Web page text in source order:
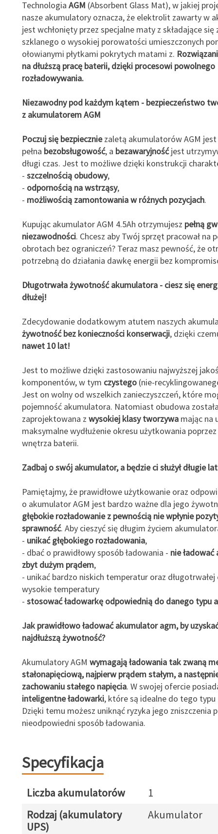
Technologia AGM (Absorbent Glass Mat), w jakiej
nasze akumulatory oznacza, że elektrolit zawarty w
jest wchłonięty przez specjalne maty z składające się
szklanego o wysokiej porowatości umieszczonych
ołowianymi płytkami pokrytych matami z.
na dłuższą pracę baterii, dzięki procesowi powolnego
rozładowywania.
Niezawodny pod każdym kątem - bezpieczeństwo
z akumulatorem AGM
Poczuj się bezpieczniezaletą akumulatorów AGM
pełna bezobsługowość, a bezawaryjnośćjest
długi czas. Jest to możliwe dzięki konstrukcji
- szczelnością obudowy,
- odpornością na wstrząsy,
- możliwością zamontowania w różnych pozycjach.
Kupując akumulator AGM 4.5Ah otrzymujesz pełną
niezawodności. Chcesz aby Twój sprzęt pracował na
obrotach bez ograniczeń? Teraz masz pewność, że
potrzebną do działania dawkę energii bez
Długotrwała żywotność akumulatora - ciesz się
dłużej!
Zdecydowanie dodatkowym atutem naszych
żywotność bez konieczności konserwacji, dzięki
nawet 10 lat!
Jest to możliwe dzięki zastosowaniu najwyższej
komponentów, w tym czystego (nie-
Jest on wolny od wszelkich zanieczyszczeń, które
pojemność akumulatora. Natomiast obudowa
zaprojektowana z wysokiej klasy tworzywamając na
maksymalne wydłużenie okresu użytkowania
wnętrza baterii.
Zadbaj o swój akumulator, a będzie ci służył długie
Pamiętajmy, że prawidłowe użytkowanie oraz
o akumulator AGM jest bardzo ważne dla jego
głębokie rozładowanie z pewnością nie wpłynie
sprawność. Aby cieszyć się długim życiem
- unikać głębokiego rozładowania,
- dbać o prawidłowy sposób ładowania - nie
zbyt dużym prądem,
- unikać bardzo niskich temperatur oraz długotrwałej
wysokie temperatury
- stosować ładowarkę odpowiednią do danego typu
Jak prawidłowo ładować akumulator agm, by
najdłuższą żywotność?
Akumulatory AGM wymagają ładowania tak zwaną
stałonapięciową, najpierw prądem stałym, a
zachowaniu stałego napięcia. W swojej ofercie
inteligentne ładowarki, które są idealne do tego
Dzięki temu możesz uniknąć ryzyka jego zniszczenia
nieodpowiedni sposób ładowania.
Specyfikacja
Liczba akumulatorów
1
Rodzaj (akumulatory
UPS)
Akumulator